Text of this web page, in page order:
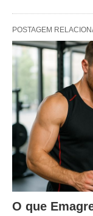
POSTAGEM
O que